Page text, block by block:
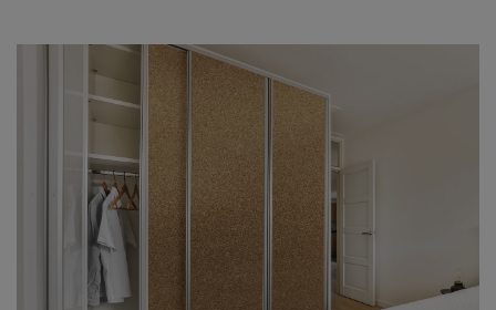
Akcesoria
Tablice w ramce
Korek dylatacyjny
Korki do butelek
Promocje
Gumokorek